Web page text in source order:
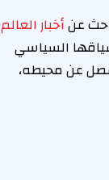
عنأخبار العالم
السياسي
عن محيطه،